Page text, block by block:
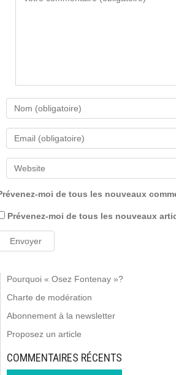
moi de tous les nouveaux
Prévenez-moi de tous les nouveaux
Pourquoi « Osez Fontenay »?
Charte de modération
Abonnement à la newsletter
Proposez un article
COMMENTAIRES RÉCENTS